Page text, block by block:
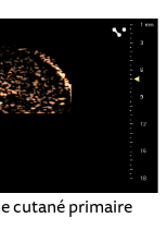
cutané primaire